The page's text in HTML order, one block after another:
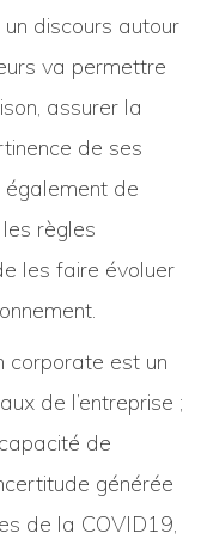
discours autour
va permettre
assurer la
de ses
également de
règles
les faire évoluer
corporate est un
de l’entreprise ;
de
générée
de la COVID19,